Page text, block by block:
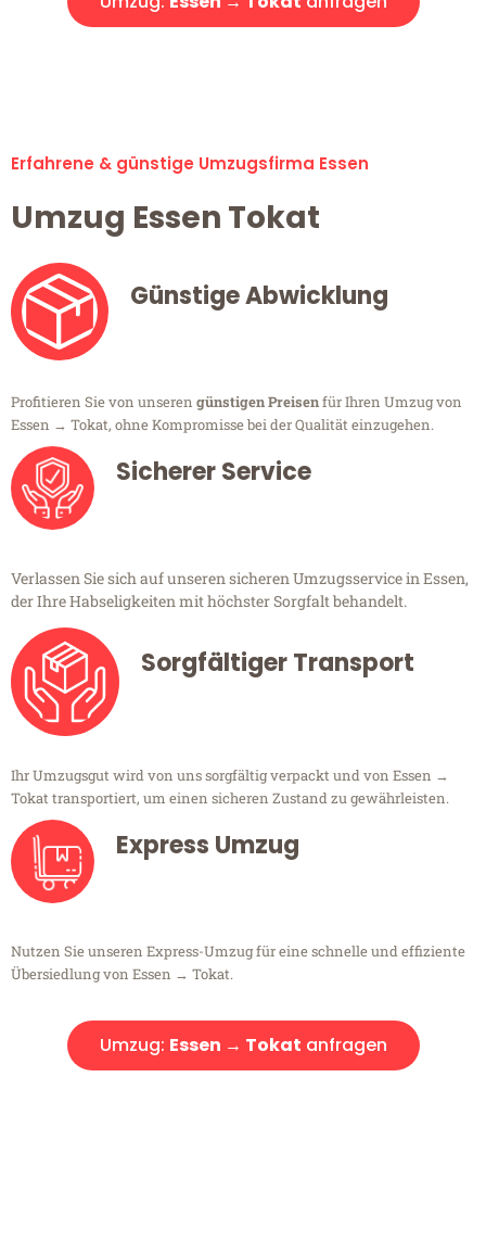
Erfahrene & günstige Umzugsfirma Essen
Umzug Essen Tokat
Günstige Abwicklung
Profitieren Sie von unseren günstigen Preisenfür Ihren Umzug von
Essen → Tokat, ohne Kompromisse bei der Qualität einzugehen.
Sicherer Service
Verlassen Sie sich auf unseren sicheren Umzugsservice in Essen,
der Ihre Habseligkeiten mit höchster Sorgfalt behandelt.
Sorgfältiger Transport
Ihr Umzugsgut wird von uns sorgfältig verpackt und von Essen →
Tokat transportiert, um einen sicheren Zustand zu gewährleisten.
Express Umzug
Nutzen Sie unseren Express-Umzug für eine schnelle und effiziente
Übersiedlung von Essen → Tokat.
Umzug: Essen → Tokat anfragen